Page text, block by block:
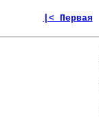
|< Первая